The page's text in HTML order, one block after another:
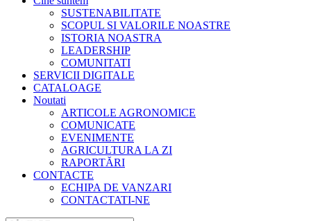
SUSTENABILITATE
SCOPUL SI VALORILE NOASTRE
ISTORIA NOASTRA
LEADERSHIP
COMUNITATI
SERVICII DIGITALE
CATALOAGE
Noutati
ARTICOLE AGRONOMICE
COMUNICATE
EVENIMENTE
AGRICULTURA LA ZI
RAPORTĂRI
CONTACTE
ECHIPA DE VANZARI
CONTACTATI-NE